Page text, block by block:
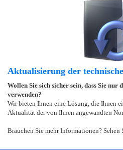
Aktualisierung der
Wollen Sie sich sicher sein, dass Sie nur
verwenden?
Wir bieten Ihnen eine Lösung, die Ihnen
Aktualität der von Ihnen angewandten
Brauchen Sie mehr Informationen? Sehen